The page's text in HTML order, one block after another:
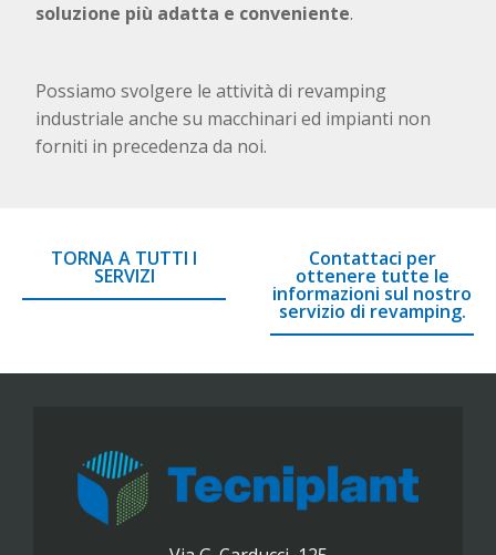
soluzione più adatta e conveniente.
Possiamo svolgere le attività di revamping
industriale anche su macchinari ed impianti non
forniti in precedenza da noi.
TORNA A TUTTI I
SERVIZI
Contattaci per
ottenere tutte le
informazioni sul nostro
servizio di revamping.